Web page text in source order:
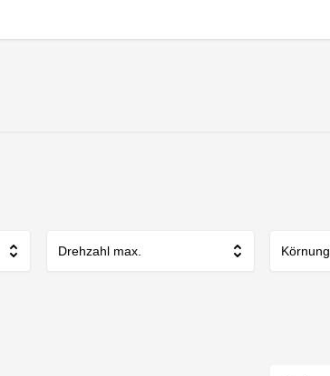
Drehzahl max. Körnung